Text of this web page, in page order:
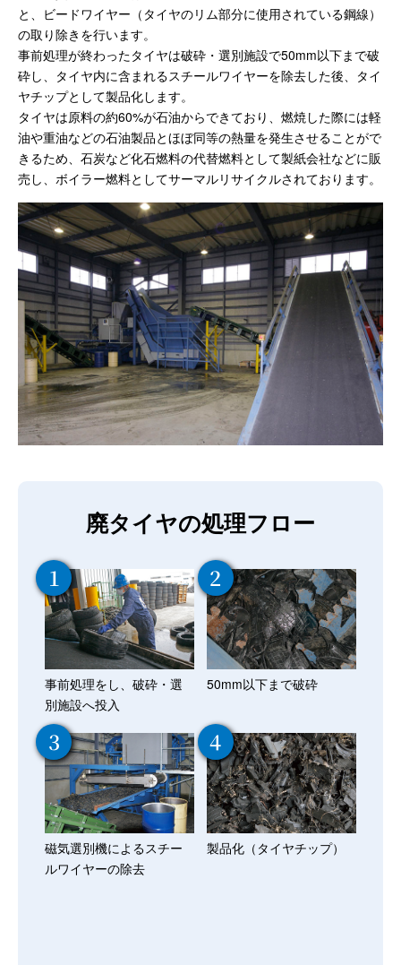
と、ビードワイヤー（タイヤのリム部分に使用されている鋼線）
の取り除きを行います。
事前処理が終わったタイヤは破砕・選別施設で50mm以下まで破
砕し、タイヤ内に含まれるスチールワイヤーを除去した後、タイ
ヤチップとして製品化します。
タイヤは原料の約60%が石油からできており、燃焼した際には軽
油や重油などの石油製品とほぼ同等の熱量を発生させることがで
きるため、石炭など化石燃料の代替燃料として製紙会社などに販
売し、ボイラー燃料としてサーマルリサイクルされております。
廃タイヤの処理フロー
1
事前処理をし、破砕・選
別施設へ投入
2
50mm以下まで破砕
3
磁気選別機によるスチー
ルワイヤーの除去
4
製品化（タイヤチップ）